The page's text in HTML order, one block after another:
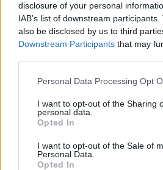
disclosure of your personal
IAB’s list of downstream
also be disclosed by us to third
Downstream Participants that may
Personal Data Processing Opt
I want to opt-out of the Sharing
personal data.
Opted In
I want to opt-out of the Sale of
Personal Data.
Opted In
Acțiunea Conservatoare (Târziu)
PDF (Lazarus)
PUSL (D. Voiculescu)
PNȚCD (Pavelescu)
PNCR (Terheș)
Partidul Patrioților (Surugiu)
FAR (Coarnă)
Altul